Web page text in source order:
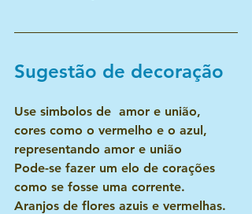
Sugestão de decoração
Use simbolos de  amor e união,
cores como o vermelho e o azul,
representando amor e união
Pode-se fazer um elo de corações
como se fosse uma corrente.
Aranjos de flores azuis e vermelhas.